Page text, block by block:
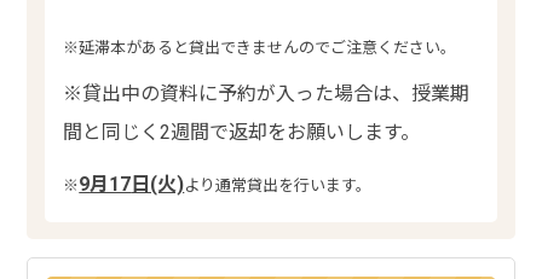
※延滞本があると貸出できませんのでご注意ください。
※貸出中の資料に予約が入った場合は、授業期
間と同じく2週間で返却をお願いします。
※ 9月17 日(火)より通常貸出を行います。